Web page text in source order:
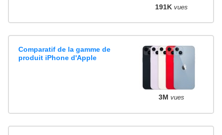
191K vues
Comparatif de la gamme de
produit iPhone d'Apple
3M vues